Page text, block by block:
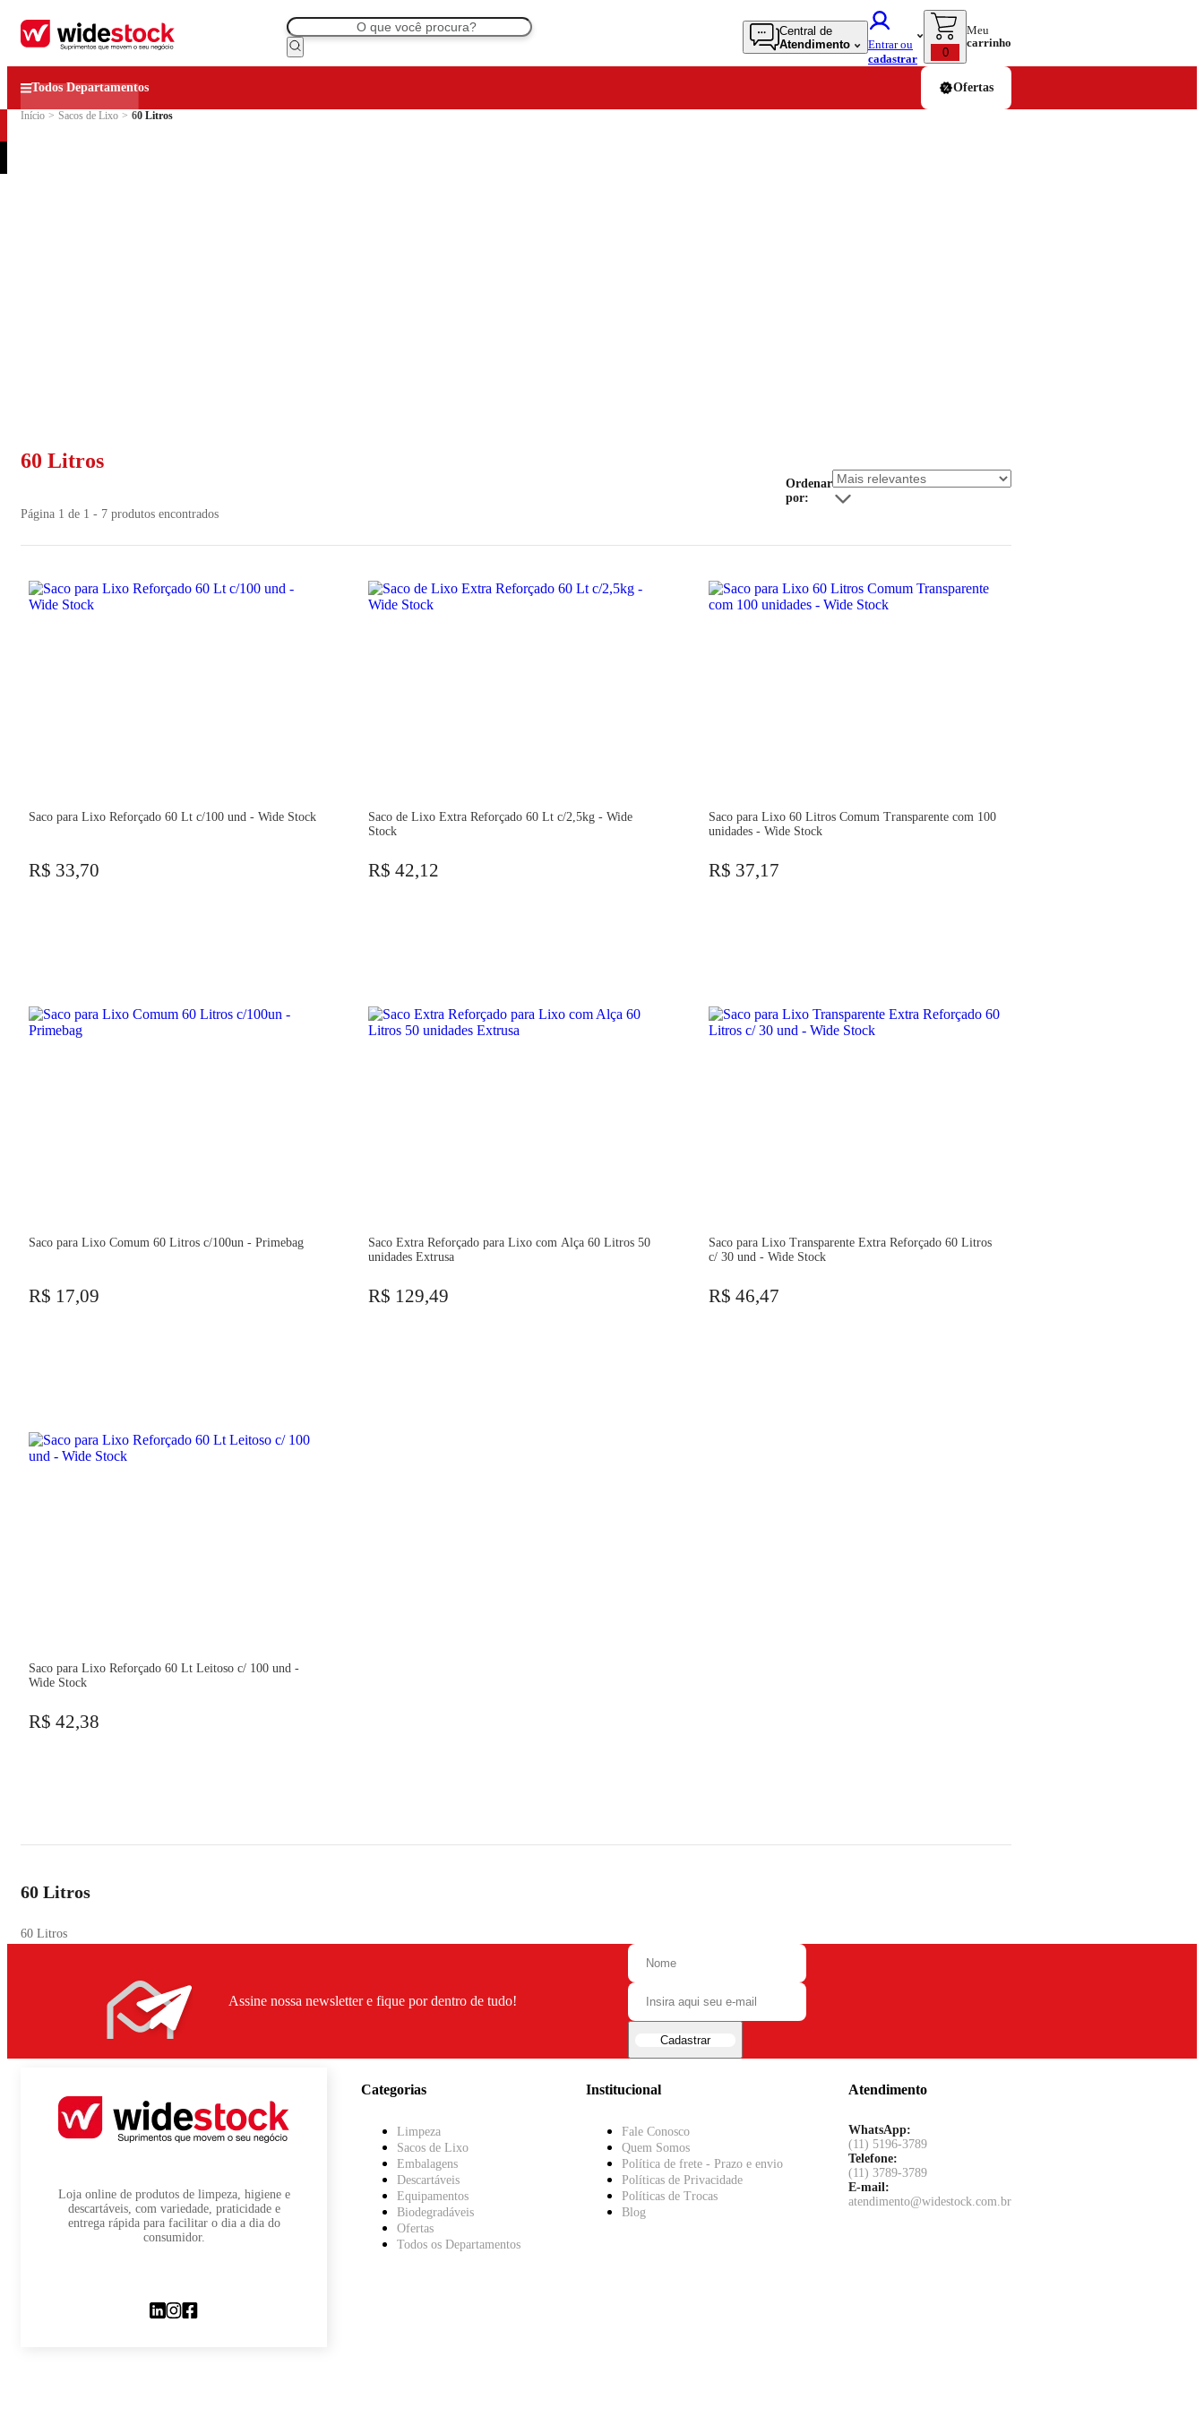
Central de
Atendimento
Entrar ou
cadastrar
0
Meu
carrinho
Todos Departamentos Ofertas
Início > Sacos de Lixo > 60 Litros
60 Litros
Página 1 de 1 - 7 produtos encontrados
Ordenar
por:
Saco para Lixo Reforçado 60 Lt c/100 und - Wide Stock
R$ 33,70
Saco de Lixo Extra Reforçado 60 Lt c/2,5kg - Wide
Stock
R$ 42,12
Saco para Lixo 60 Litros Comum Transparente com 100
unidades - Wide Stock
R$ 37,17
Saco para Lixo Comum 60 Litros c/100un - Primebag
R$ 17,09
Saco Extra Reforçado para Lixo com Alça 60 Litros 50
unidades Extrusa
R$ 129,49
Saco para Lixo Transparente Extra Reforçado 60 Litros
c/ 30 und - Wide Stock
R$ 46,47
Saco para Lixo Reforçado 60 Lt Leitoso c/ 100 und -
Wide Stock
R$ 42,38
60 Litros
60 Litros
Assine nossa newsletter e fique por dentro de tudo!
Cadastrar
Loja online de produtos de limpeza, higiene e
descartáveis, com variedade, praticidade e
entrega rápida para facilitar o dia a dia do
consumidor.
Categorias
Limpeza
Sacos de Lixo
Embalagens
Descartáveis
Equipamentos
Biodegradáveis
Ofertas
Todos os Departamentos
Institucional
Fale Conosco
Quem Somos
Política de frete - Prazo e envio
Políticas de Privacidade
Políticas de Trocas
Blog
Atendimento
WhatsApp:
(11) 5196-3789
Telefone:
(11) 3789-3789
E-mail:
atendimento@widestock.com.br